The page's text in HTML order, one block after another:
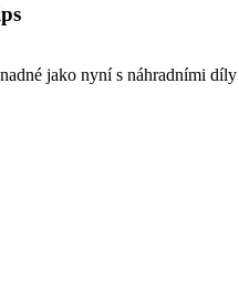
jako nyní s náhradními